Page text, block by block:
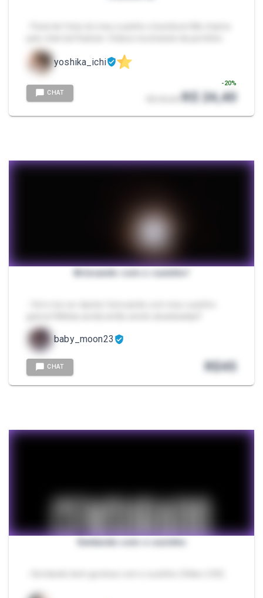
yoshika_ichi
CHAT
-20%
R$ 24,40
Brincando com o cuzinho!
baby_moon23
CHAT R$45
Sentando com o cuzinho